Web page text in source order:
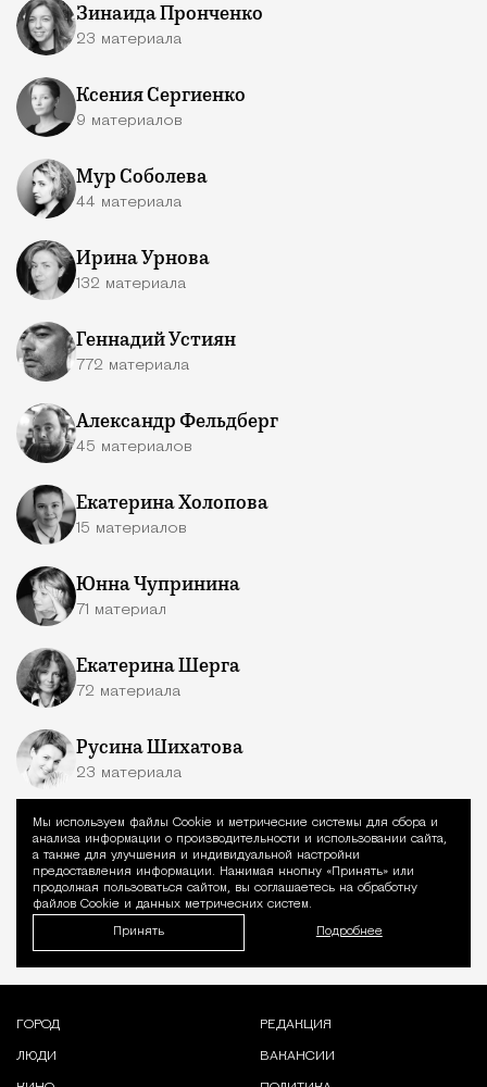
Зинаида Пронченко
23 материала
Ксения Сергиенко
9 материалов
Мур Соболева
44 материала
Ирина Урнова
132 материала
Геннадий Устиян
772 материала
Александр Фельдберг
45 материалов
Екатерина Холопова
15 материалов
Юнна Чупринина
71 материал
Екатерина Шерга
72 материала
Русина Шихатова
23 материала
Сергей Шпаковский
20 материалов
Уведомление
Мы используем файлы Сookie и метрические системы для сбора и
анализа информации о производительности и использовании сайта,
а также для улучшения и индивидуальной настройки
предоставления информации. Нажимая кнопку «Принять» или
продолжая пользоваться сайтом, вы соглашаетесь на обработку
файлов Cookie и данных метрических систем.
Принять Подробнее
ГОРОД
ЛЮДИ
РЕДАКЦИЯ
ВАКАНСИИ